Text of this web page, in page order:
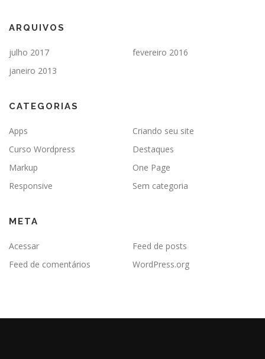
ARQUIVOS
julho 2017
fevereiro 2016
janeiro 2013
CATEGORIAS
Apps
Criando seu site
Curso Wordpress
Destaques
Markup
One Page
Responsive
Sem categoria
META
Acessar
Feed de posts
Feed de comentários
WordPress.org